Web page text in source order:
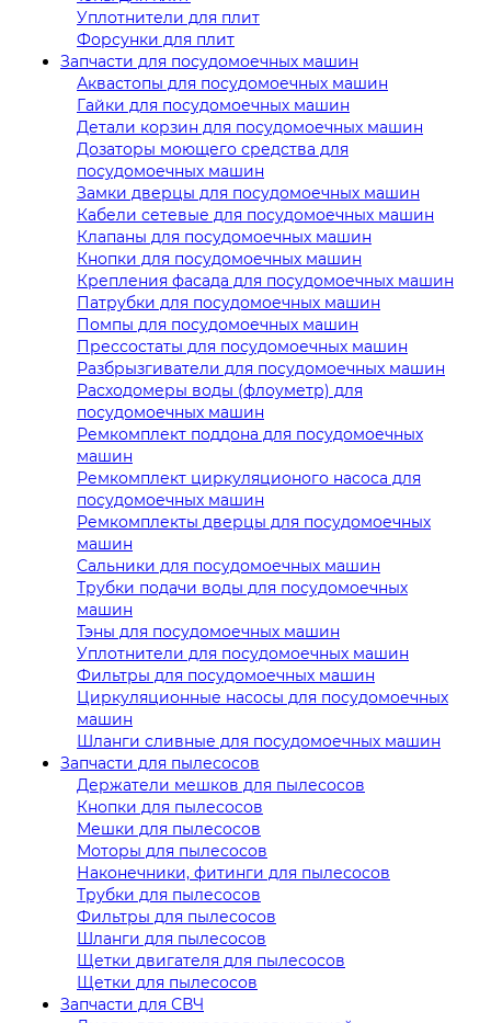
Уплотнители для плит
Форсунки для плит
Запчасти для посудомоечных машин
Аквастопы для посудомоечных машин
Гайки для посудомоечных машин
Детали корзин для посудомоечных машин
Дозаторы моющего средства для
посудомоечных машин
Замки дверцы для посудомоечных машин
Кабели сетевые для посудомоечных машин
Клапаны для посудомоечных машин
Кнопки для посудомоечных машин
Крепления фасада для посудомоечных машин
Патрубки для посудомоечных машин
Помпы для посудомоечных машин
Прессостаты для посудомоечных машин
Разбрызгиватели для посудомоечных машин
Расходомеры воды (флоуметр) для
посудомоечных машин
Ремкомплект поддона для посудомоечных
машин
Ремкомплект циркуляционого насоса для
посудомоечных машин
Ремкомплекты дверцы для посудомоечных
машин
Сальники для посудомоечных машин
Трубки подачи воды для посудомоечных
машин
Тэны для посудомоечных машин
Уплотнители для посудомоечных машин
Фильтры для посудомоечных машин
Циркуляционные насосы для посудомоечных
машин
Шланги сливные для посудомоечных машин
Запчасти для пылесосов
Держатели мешков для пылесосов
Кнопки для пылесосов
Мешки для пылесосов
Моторы для пылесосов
Наконечники, фитинги для пылесосов
Трубки для пылесосов
Фильтры для пылесосов
Шланги для пылесосов
Щетки двигателя для пылесосов
Щетки для пылесосов
Запчасти для СВЧ